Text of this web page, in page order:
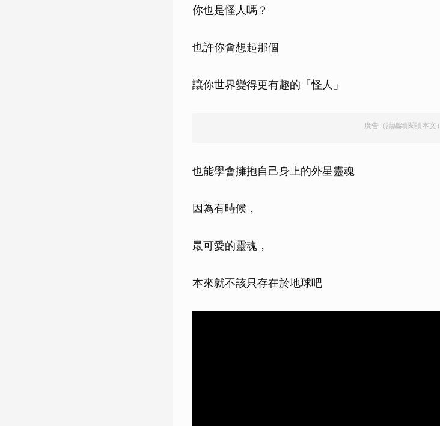
你也是怪人嗎？
也許你會想起那個
讓你世界變得更有趣的「怪人」
廣告（請繼續閱讀本文）
也能學會擁抱自己身上的外星靈魂
因為有時候，
最可愛的靈魂，
本來就不該只存在於地球吧